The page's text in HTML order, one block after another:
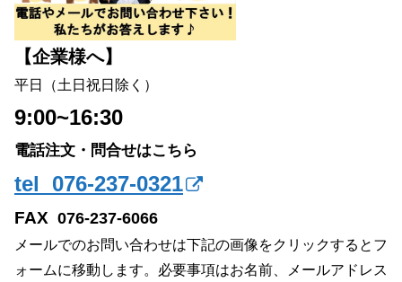
【企業様へ】
平日（土日祝日除く）
9:00~16:30
電話注文・問合せはこちら
tel 076-237-0321
FAX 076-237-6066
メールでのお問い合わせは下記の画像をクリックするとフ
ォームに移動します。必要事項はお名前、メールアドレス